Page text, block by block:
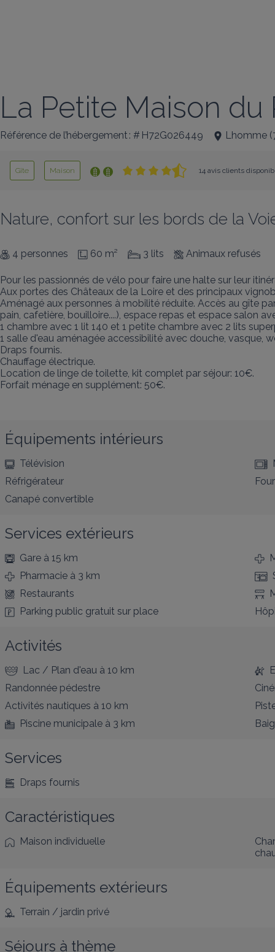
La Petite Maison du
Référence de l’hébergement : # H72G026449 Lhomme (
Gîte Maison 14 avis clients
Nature, confort sur les bords de la
4 personnes 60 m² 3 lits Animaux refusés
Pour les passionnés de vélo pour faire une halte sur leur
Aux portes des Châteaux de la Loire et des principaux
Aménagé aux personnes à mobilité réduite. Accès au gîte
pain, cafetière, bouilloire....), espace repas et espace salon
1 chambre avec 1 lit 140 et 1 petite chambre avec 2 lits
1 salle d'eau aménagée accessibilité avec douche, vasque,
Draps fournis.
Chauffage électrique.
Location de linge de toilette, kit complet par séjour: 10€.
Forfait ménage en supplément: 50€.
Équipements intérieurs
Télévision
Réfrigérateur
Four
Canapé convertible
Services extérieurs
Gare à 15 km
Pharmacie à 3 km
Restaurants
Parking public gratuit sur place
Activités
Lac / Plan d'eau à 10 km
Randonnée pédestre
Activités nautiques à 10 km
Piscine municipale à 3 km
Services
Draps fournis
Caractéristiques
Maison individuelle
Équipements extérieurs
Terrain / jardin privé
Séjours à thème